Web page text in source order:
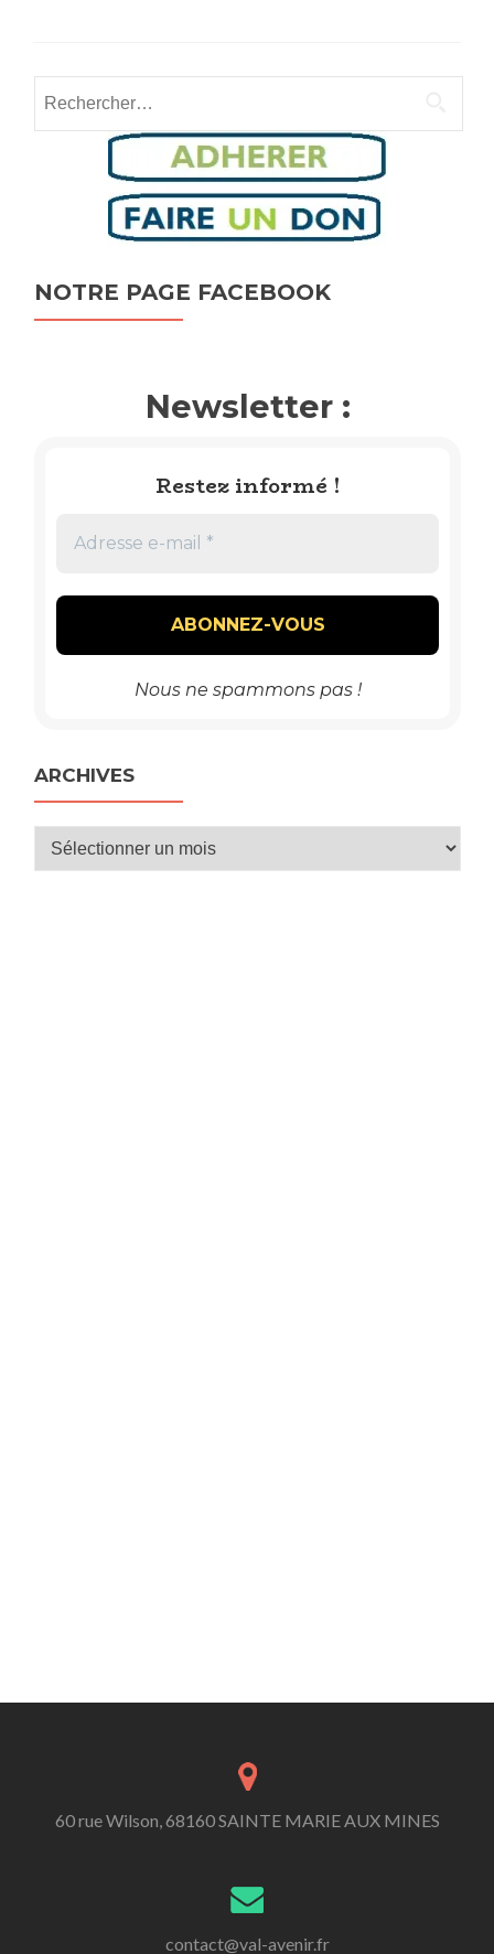
NOTRE PAGE FACEBOOK
Newsletter :
Restez informé !
Nous ne spammons pas !
ARCHIVES
Archives
60 rue Wilson, 68160 SAINTE MARIE AUX MINES
contact@val-avenir.fr